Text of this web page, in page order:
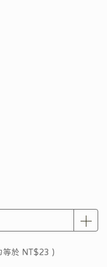
等於 NT$23 )